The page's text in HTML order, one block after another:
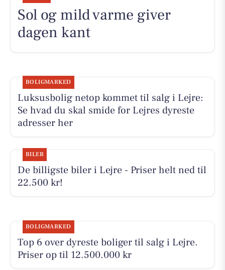
Sol og mild varme giver
dagen kant
BOLIGMARKED
Luksusbolig netop kommet til salg i Lejre:
Se hvad du skal smide for Lejres dyreste
adresser her
BILER
De billigste biler i Lejre - Priser helt ned til
22.500 kr!
BOLIGMARKED
Top 6 over dyreste boliger til salg i Lejre.
Priser op til 12.500.000 kr